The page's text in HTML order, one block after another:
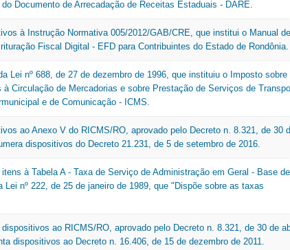
Documento de Arrecadação de Receitas Estaduais - DARE.
à Instrução Normativa 005/2012/GAB/CRE, que institui o Manual de
Fiscal Digital - EFD para Contribuintes do Estado de Rondônia.
Lei nº 688, de 27 de dezembro de 1996, que instituiu o Imposto sobre
à Circulação de Mercadorias e sobre Prestação de Serviços de
e de Comunicação - ICMS.
ao Anexo V do RICMS/RO, aprovado pelo Decreto n. 8.321, de 30
dispositivos do Decreto 21.231, de 5 de setembro de 2016.
à Tabela A - Taxa de Serviço de Administração em Geral - Base de
Lei nº 222, de 25 de janeiro de 1989, que "Dispõe sobre as taxas
ao RICMS/RO, aprovado pelo Decreto n. 8.321, de 30 de
dispositivos ao Decreto n. 16.406, de 15 de dezembro de 2011.